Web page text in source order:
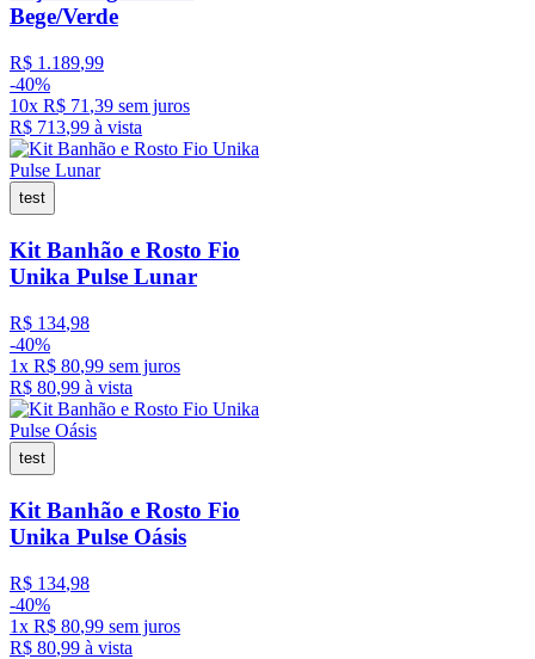
Bege/Verde
R$ 1 .189,99
-40%
10x R$ 71 ,39 sem juros
R$ 713,99 à vista
test
Kit Banhão e Rosto Fio
Unika Pulse Lunar
R$ 134,98
-40%
1x R$ 80,99 sem juros
R$ 80,99 à vista
test
Kit Banhão e Rosto Fio
Unika Pulse Oásis
R$ 134,98
-40%
1x R$ 80,99 sem juros
R$ 80,99 à vista